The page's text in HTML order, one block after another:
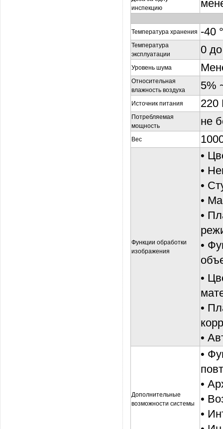
инспекцию
Температура хранения -40
Температура
эксплуатации
0
Уровень шума
Относительная
влажность воздуха
5%
Источник питания 220
Потребляемая
мощность
не
Вес
Функции обработки
изображения
•
•
•
•
•
•
•
•
•
Дополнительные
возможности системы
•
•
•
•